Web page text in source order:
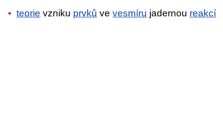
teorie vzniku prvků vevesmíru jadernou reakcí